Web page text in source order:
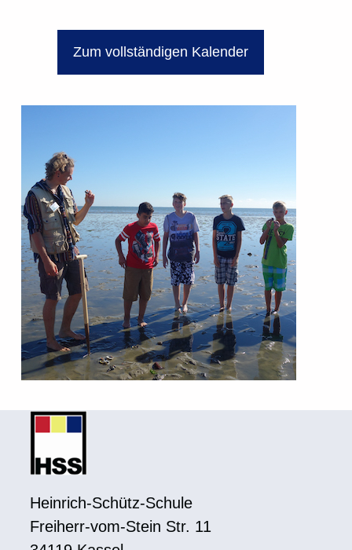
Zum vollständigen Kalender
Heinrich-Schütz-Schule
Freiherr-vom-Stein Str. 11